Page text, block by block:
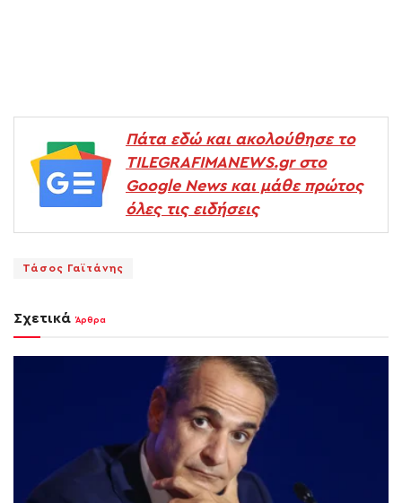
Πάτα εδώ και ακολούθησε το
TILEGRAFIMANEWS.gr στο
Google News και μάθε πρώτος
όλες τις ειδήσεις
Τάσος Γαϊτάνης
Σχετικά Άρθρα